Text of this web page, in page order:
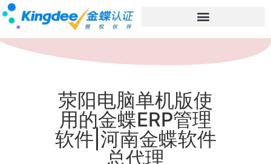
荥阳电脑单机版使
用的金蝶ERP管理
软件|河南金蝶软件
总代理